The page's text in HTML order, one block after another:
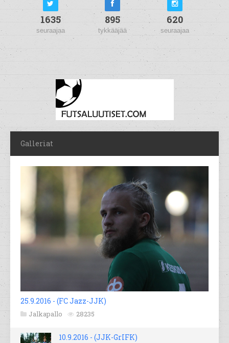
1635
seuraajaa
895
tykkääjää
620
seuraajaa
Galleriat
25.9.2016 - (FC Jazz-JJK)
Jalkapallo 28235
10.9.2016 - (JJK-GrIFK)